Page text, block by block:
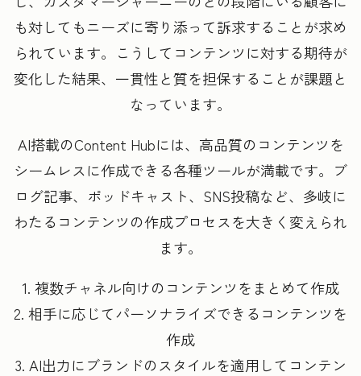
も対してもニーズに寄り添って訴求することが求め
られています。こうしてコンテンツに対する期待が
変化した結果、一貫性と質を担保することが課題と
なっています。
AI搭載のContent Hubには、高品質のコンテンツを
シームレスに作成できる各種ツールが満載です。ブ
ログ記事、ポッドキャスト、SNS投稿など、多岐に
わたるコンテンツの作成プロセスを大きく変えられ
ます。
1. 複数チャネル向けのコンテンツをまとめて作成
2. 相手に応じてパーソナライズできるコンテンツを
作成
3. AI出力にブランドのスタイルを適用してコンテン